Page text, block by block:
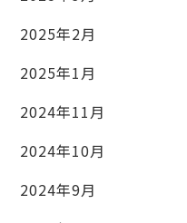
2025年2月
2025年1月
2024年11月
2024年10月
2024年9月